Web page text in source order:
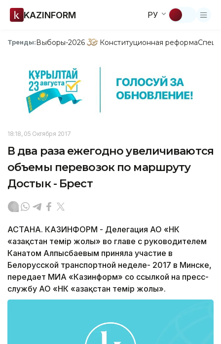
KAZINFORM РУ
Тренды:Выборы-2026 Конституционная реформа
18:18, 05 Октября 2017
В два раза ежегодно увеличиваются
объемы перевозок по маршруту
Достык - Брест
АСТАНА. КАЗИНФОРМ - Делегация АО «НК
«Қазақстан темір жолы» во главе с руководителем
Канатом Алпысбаевым приняла участие в
Белорусской транспортной неделе- 2017 в Минске,
передает МИА «Казинформ» со ссылкой на пресс-
службу АО «НК «Қазақстан темір жолы».